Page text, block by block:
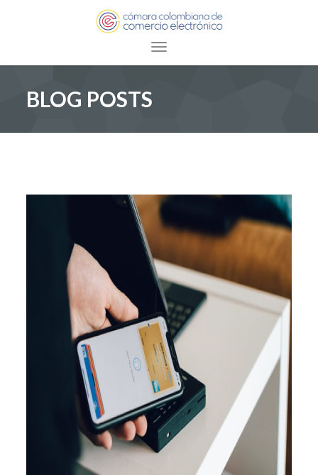
Toggle navigation
BLOG POSTS